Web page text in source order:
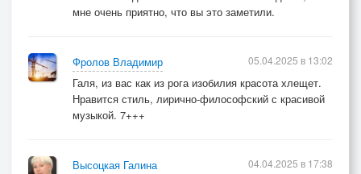
мне очень приятно, что вы это заметили.
Фролов Владимир
Галя, из вас как из рога изобилия красота хлещет.
Нравится стиль, лирично-философский с красивой
музыкой. 7+++
05.04.2025 в 13:02
Высоцкая Галина
04.04.2025 в 17:38